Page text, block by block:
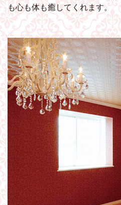
も心も体も癒してくれます。